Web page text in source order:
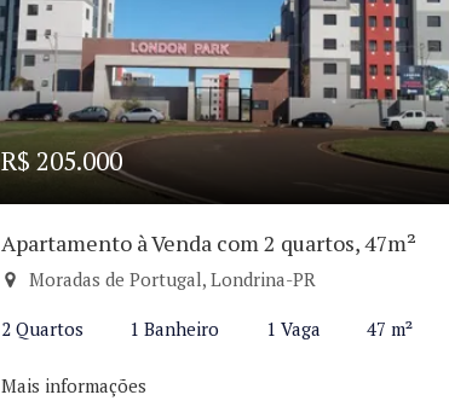
R$ 205.000
Apartamento à Venda com 2 quartos, 47m²
Moradas de Portugal, Londrina-PR
2 Quartos 1 Banheiro 1 Vaga 47 m²
Mais informações